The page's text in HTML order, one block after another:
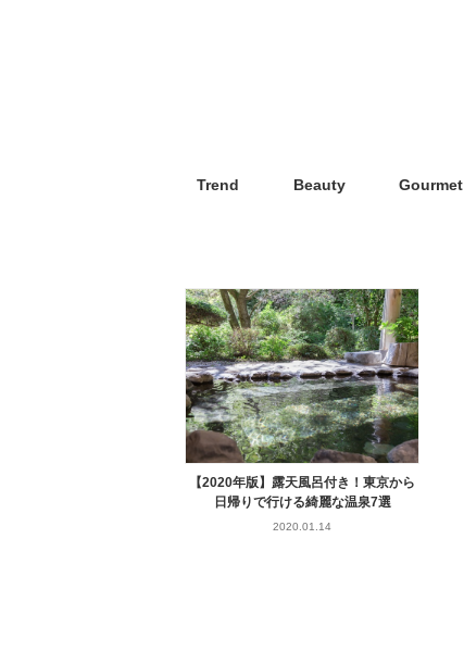
Trend Beauty Gourmet
【2020年版】露天風呂付き！東京から
日帰りで行ける綺麗な温泉7選
2020.01.14